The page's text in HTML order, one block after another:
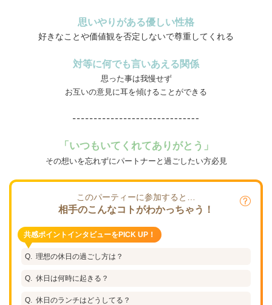
思いやりがある優しい性格
好きなことや価値観を否定しないで尊重してくれる
対等に何でも言いあえる関係
思った事は我慢せず
お互いの意見に耳を傾けることができる
「いつもいてくれてありがとう」
その想いを忘れずにパートナーと過ごしたい方必見
このパーティーに参加すると…
相手のこんなコトがわかっちゃう！
共感ポイントインタビューをPICK UP！
理想の休日の過ごし方は？
休日は何時に起きる？
休日のランチはどうしてる？